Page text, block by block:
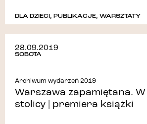
DLA DZIECI, PUBLIKACJE, WARSZTATY
28.09.2019
SOBOTA
Archiwum wydarzeń 2019
Warszawa zapamiętana.
stolicy | premiera książki